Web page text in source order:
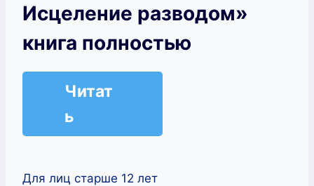
Исцеление разводом»
книга полностью
Читат
ь
Для лиц старше 12 лет